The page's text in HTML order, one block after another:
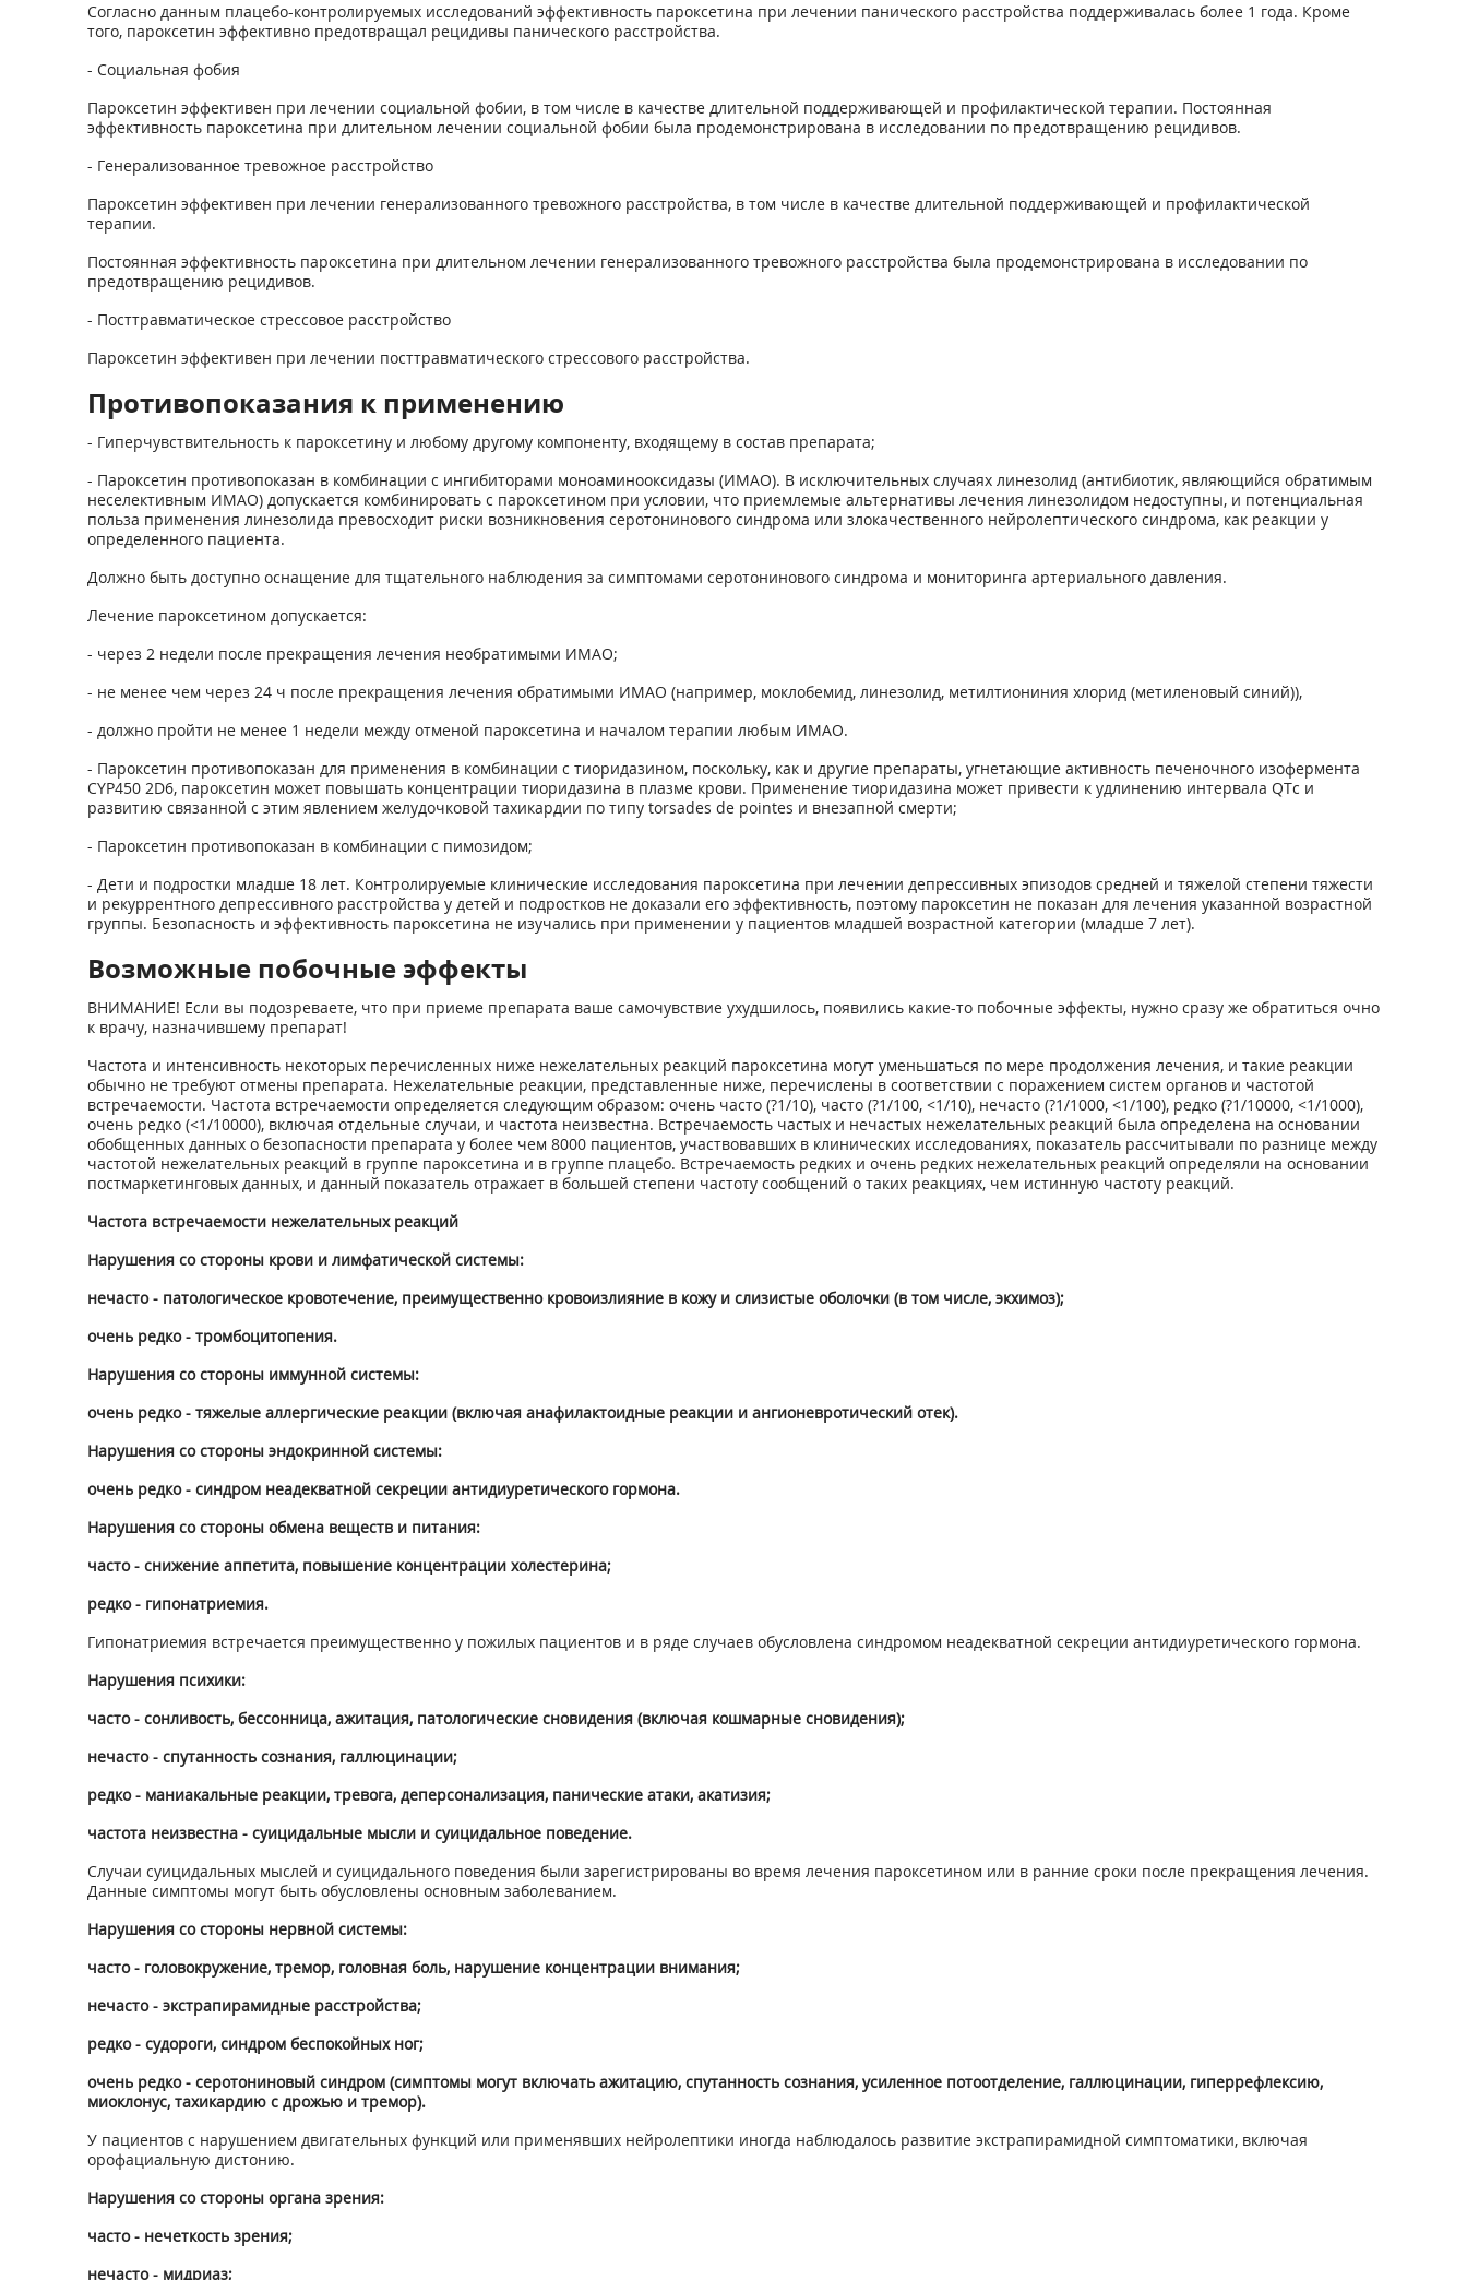
Согласно данным плацебо-контролируемых исследований эффективность пароксетина при лечении панического расстройства поддерживалась более 1 года. Кроме
того, пароксетин эффективно предотвращал рецидивы панического расстройства.
- Социальная фобия
Пароксетин эффективен при лечении социальной фобии, в том числе в качестве длительной поддерживающей и профилактической терапии. Постоянная
эффективность пароксетина при длительном лечении социальной фобии была продемонстрирована в исследовании по предотвращению рецидивов.
- Генерализованное тревожное расстройство
Пароксетин эффективен при лечении генерализованного тревожного расстройства, в том числе в качестве длительной поддерживающей и профилактической
терапии.
Постоянная эффективность пароксетина при длительном лечении генерализованного тревожного расстройства была продемонстрирована в исследовании по
предотвращению рецидивов.
- Посттравматическое стрессовое расстройство
Пароксетин эффективен при лечении посттравматического стрессового расстройства.
Противопоказания к применению
- Гиперчувствительность к пароксетину и любому другому компоненту, входящему в состав препарата;
- Пароксетин противопоказан в комбинации с ингибиторами моноаминооксидазы (ИМАО). В исключительных случаях линезолид (антибиотик, являющийся обратимым
неселективным ИМАО) допускается комбинировать с пароксетином при условии, что приемлемые альтернативы лечения линезолидом недоступны, и потенциальная
польза применения линезолида превосходит риски возникновения серотонинового синдрома или злокачественного нейролептического синдрома, как реакции у
определенного пациента.
Должно быть доступно оснащение для тщательного наблюдения за симптомами серотонинового синдрома и мониторинга артериального давления.
Лечение пароксетином допускается:
- через 2 недели после прекращения лечения необратимыми ИМАО;
- не менее чем через 24 ч после прекращения лечения обратимыми ИМАО (например, моклобемид, линезолид, метилтиониния хлорид (метиленовый синий)),
- должно пройти не менее 1 недели между отменой пароксетина и началом терапии любым ИМАО.
- Пароксетин противопоказан для применения в комбинации с тиоридазином, поскольку, как и другие препараты, угнетающие активность печеночного изофермента
CYP450 2D6, пароксетин может повышать концентрации тиоридазина в плазме крови. Применение тиоридазина может привести к удлинению интервала QTc и
развитию связанной с этим явлением желудочковой тахикардии по типу torsades de pointes и внезапной смерти;
- Пароксетин противопоказан в комбинации с пимозидом;
- Дети и подростки младше 18 лет. Контролируемые клинические исследования пароксетина при лечении депрессивных эпизодов средней и тяжелой степени тяжести
и рекуррентного депрессивного расстройства у детей и подростков не доказали его эффективность, поэтому пароксетин не показан для лечения указанной возрастной
группы. Безопасность и эффективность пароксетина не изучались при применении у пациентов младшей возрастной категории (младше 7 лет).
Возможные побочные эффекты
ВНИМАНИЕ! Если вы подозреваете, что при приеме препарата ваше самочувствие ухудшилось, появились какие-то побочные эффекты, нужно сразу же обратиться очно
к врачу, назначившему препарат!
Частота и интенсивность некоторых перечисленных ниже нежелательных реакций пароксетина могут уменьшаться по мере продолжения лечения, и такие реакции
обычно не требуют отмены препарата. Нежелательные реакции, представленные ниже, перечислены в соответствии с поражением систем органов и частотой
встречаемости. Частота встречаемости определяется следующим образом: очень часто (?1/10), часто (?1/100, <1/10), нечасто (?1/1000, <1/100), редко (?1/10000, <1/1000),
очень редко (<1/10000), включая отдельные случаи, и частота неизвестна. Встречаемость частых и нечастых нежелательных реакций была определена на основании
обобщенных данных о безопасности препарата у более чем 8000 пациентов, участвовавших в клинических исследованиях, показатель рассчитывали по разнице между
частотой нежелательных реакций в группе пароксетина и в группе плацебо. Встречаемость редких и очень редких нежелательных реакций определяли на основании
постмаркетинговых данных, и данный показатель отражает в большей степени частоту сообщений о таких реакциях, чем истинную частоту реакций.
Частота встречаемости нежелательных реакций
Нарушения со стороны крови и лимфатической системы:
нечасто - патологическое кровотечение, преимущественно кровоизлияние в кожу и слизистые оболочки (в том числе, экхимоз);
очень редко - тромбоцитопения.
Нарушения со стороны иммунной системы:
очень редко - тяжелые аллергические реакции (включая анафилактоидные реакции и ангионевротический отек).
Нарушения со стороны эндокринной системы:
очень редко - синдром неадекватной секреции антидиуретического гормона.
Нарушения со стороны обмена веществ и питания:
часто - снижение аппетита, повышение концентрации холестерина;
редко - гипонатриемия.
Гипонатриемия встречается преимущественно у пожилых пациентов и в ряде случаев обусловлена синдромом неадекватной секреции антидиуретического гормона.
Нарушения психики:
часто - сонливость, бессонница, ажитация, патологические сновидения (включая кошмарные сновидения);
нечасто - спутанность сознания, галлюцинации;
редко - маниакальные реакции, тревога, деперсонализация, панические атаки, акатизия;
частота неизвестна - суицидальные мысли и суицидальное поведение.
Случаи суицидальных мыслей и суицидального поведения были зарегистрированы во время лечения пароксетином или в ранние сроки после прекращения лечения.
Данные симптомы могут быть обусловлены основным заболеванием.
Нарушения со стороны нервной системы:
часто - головокружение, тремор, головная боль, нарушение концентрации внимания;
нечасто - экстрапирамидные расстройства;
редко - судороги, синдром беспокойных ног;
очень редко - серотониновый синдром (симптомы могут включать ажитацию, спутанность сознания, усиленное потоотделение, галлюцинации, гиперрефлексию,
миоклонус, тахикардию с дрожью и тремор).
У пациентов с нарушением двигательных функций или применявших нейролептики иногда наблюдалось развитие экстрапирамидной симптоматики, включая
орофациальную дистонию.
Нарушения со стороны органа зрения:
часто - нечеткость зрения;
нечасто - мидриаз;